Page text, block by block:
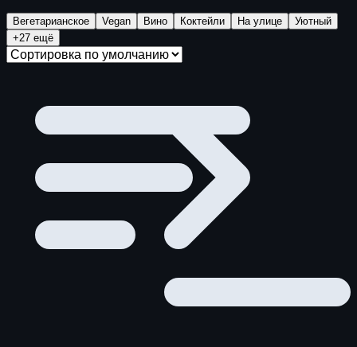
Вегетарианское Vegan Вино Коктейли На улице
Уютный
+27 ещё